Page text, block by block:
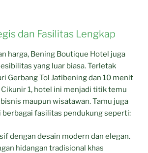
dan Fasilitas Lengkap
harga, Bening Boutique Hotel juga
yang luar biasa. Terletak
Gerbang Tol Jatibening dan 10 menit
1, hotel ini menjadi titik temu
maupun wisatawan. Tamu juga
fasilitas pendukung seperti:
dengan desain modern dan elegan.
hidangan tradisional khas